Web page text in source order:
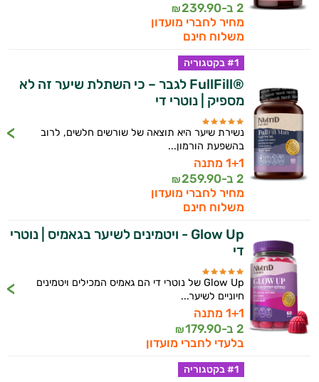
2 ב-
239.90
₪
מחיר לחברי מועדון
משלוח חינם
#1 בקטגוריה
®FullFill לגבר – כי השתלת שיער זה לא
מספיק | נוטרי די
נשירת שיער היא תוצאה של שורשים חלשים, לרוב
בהשפעת הורמון...
1+1 מתנה
2 ב-
259.90
₪
מחיר לחברי מועדון
משלוח חינם
Glow Up - ויטמינים לשיער בגאמיס | נוטרי
די
Glow Up של נוטרי די הם גאמיס המכילים ויטמינים
חיוניים לשיער...
1+1 מתנה
2 ב-
179.90
₪
בלעדי לחברי מועדון
#1 בקטגוריה